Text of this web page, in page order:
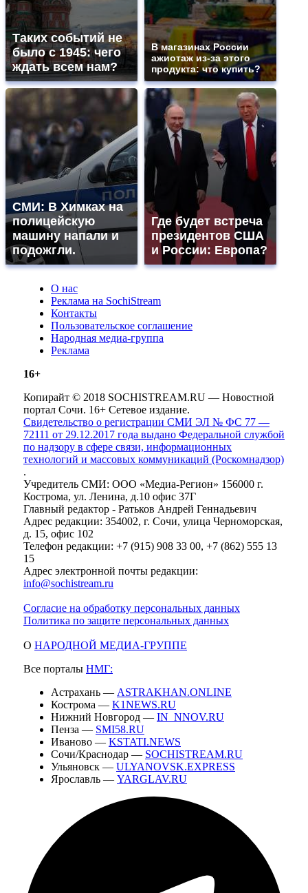
Таких событий не
было с 1945: чего
ждать всем нам?
В магазинах России
ажиотаж из-за этого
продукта: что купить?
СМИ: В Химках на
полицейскую
машину напали и
подожгли.
Где будет встреча
президентов США
и России: Европа?
О нас
Реклама на SochiStream
Контакты
Пользовательское соглашение
Народная медиа-группа
Реклама
16+
Копирайт © 2018 SOCHISTREAM.RU — Новостной
портал Сочи. 16+ Сетевое издание.
Свидетельство о регистрации СМИ ЭЛ № ФС 77 —
72111 от 29.12.2017 года выдано Федеральной службой
по надзору в сфере связи, информационных
технологий и массовых коммуникаций (Роскомнадзор)
.
Учредитель СМИ: ООО «Медиа-Регион» 156000 г.
Кострома, ул. Ленина, д.10 офис 37Г
Главный редактор - Ратьков Андрей Геннадьевич
Адрес редакции: 354002, г. Сочи, улица Черноморская,
д. 15, офис 102
Телефон редакции: +7 (915) 908 33 00, +7 (862) 555 13
15
Адрес электронной почты редакции:
info@sochistream.ru
Согласие на обработку персональных данных
Политика по защите персональных данных
О НАРОДНОЙ МЕДИА-ГРУППЕ
Все порталы НМГ:
Астрахань — ASTRAKHAN.ONLINE
Кострома — K1NEWS.RU
Нижний Новгород — IN_NNOV.RU
Пенза — SMI58.RU
Иваново — KSTATI.NEWS
Сочи/Краснодар — SOCHISTREAM.RU
Ульяновск — ULYANOVSK.EXPRESS
Ярославль — YARGLAV.RU